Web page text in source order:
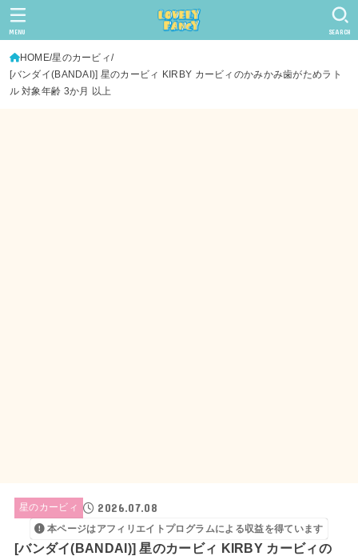
SEARCH
MENU
HOME 星のカービィ
[バンダイ(BANDAI)] 星のカービィ KIRBY カービィのかみかみ歯がためラト
ル 対象年齢 3か月 以上
星のカービィ 2026.07.08
本ページはアフィリエイトプログラムによる収益を得ています
[バンダイ(BANDAI)] 星のカービィ KIRBY カービィの